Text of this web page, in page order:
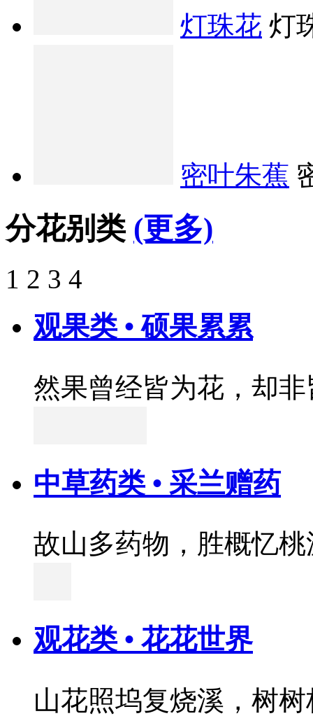
灯珠花 灯
密叶朱蕉
分花别类 (更多)
1 2 3 4
观果类 • 硕果累累
然果曾经皆为花，却
中草药类 • 采兰赠药
故山多药物，胜概忆桃
观花类 • 花花世界
山花照坞复烧溪，树